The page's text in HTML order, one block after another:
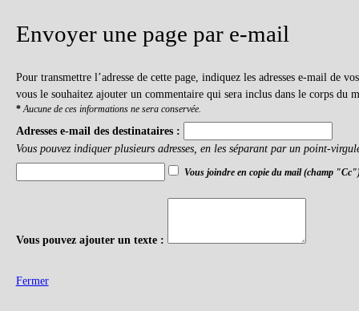
Envoyer une page par e-mail
Pour transmettre l’adresse de cette page, indiquez les adresses e-mail de
vous le souhaitez ajouter un commentaire qui sera inclus dans le corps du
* Aucune de ces informations ne sera conservée.
Adresses e-mail des destinataires :
Vous pouvez indiquer plusieurs adresses, en les séparant par un point-
Vous joindre en copie du mail (champ
Vous pouvez ajouter un texte :
Fermer